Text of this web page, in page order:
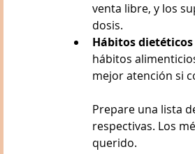
venta libre, y los
dosis.
Hábitos
hábitos
mejor atención si
Prepare una lista
respectivas. Los
querido.